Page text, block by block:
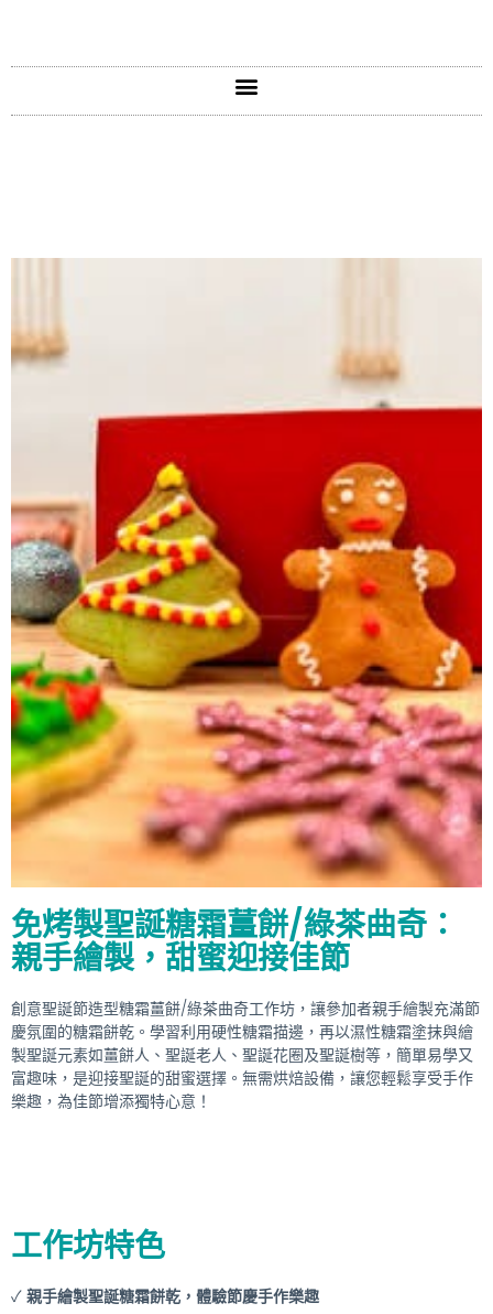
免烤製聖誕糖霜薑餅/綠茶曲奇：
親手繪製，甜蜜迎接佳節
創意聖誕節造型糖霜薑餅/綠茶曲奇工作坊，讓參加者親手繪製充滿節
慶氛圍的糖霜餅乾。學習利用硬性糖霜描邊，再以濕性糖霜塗抹與繪
製聖誕元素如薑餅人、聖誕老人、聖誕花圈及聖誕樹等，簡單易學又
富趣味，是迎接聖誕的甜蜜選擇。無需烘焙設備，讓您輕鬆享受手作
樂趣，為佳節增添獨特心意！
工作坊特色
✓ 親手繪製聖誕糖霜餅乾，體驗節慶手作樂趣